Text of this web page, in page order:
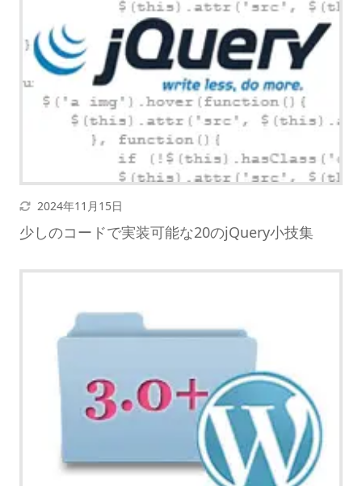
更新日
2024年11月15日
少しのコードで実装可能な20のjQuery小技集